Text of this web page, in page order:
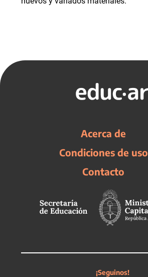
Acerca de
Condiciones de uso
Contacto
¡Seguinos!